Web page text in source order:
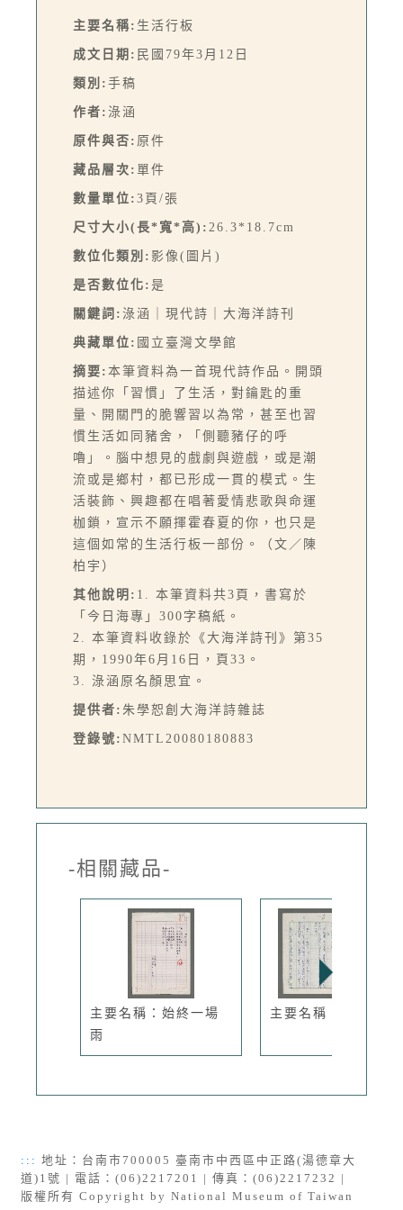
主要名稱: 生活行板
成文日期: 民國79年3月12日
類別: 手稿
作者: 淥涵
原件與否: 原件
藏品層次: 單件
數量單位: 3頁/張
尺寸大小(長*寬*高): 26.3*18.7cm
數位化類別: 影像(圖片)
是否數位化: 是
關鍵詞: 淥涵｜現代詩｜大海洋詩刊
典藏單位: 國立臺灣文學館
摘要: 本筆資料為一首現代詩作品。開頭
描述你「習慣」了生活，對鑰匙的重
量、開關門的脆響習以為常，甚至也習
慣生活如同豬舍，「側聽豬仔的呼
嚕」。腦中想見的戲劇與遊戲，或是潮
流或是鄉村，都已形成一貫的模式。生
活裝飾、興趣都在唱著愛情悲歌與命運
枷鎖，宣示不願揮霍春夏的你，也只是
這個如常的生活行板一部份。（文／陳
柏宇）
其他說明: 1. 本筆資料共3頁，書寫於
「今日海專」300字稿紙。
2. 本筆資料收錄於《大海洋詩刊》第35
期，1990年6月16日，頁33。
3. 淥涵原名顏思宜。
提供者: 朱學恕創大海洋詩雜誌
登錄號: NMTL20080180883
-相關藏品-
主要名稱：始終一場
雨
主要名稱：微塵集
::: 地址：台南市700005 臺南市中西區中正路(湯德章大
道)1號 | 電話：(06)2217201 | 傳真：(06)2217232 |
版權所有 Copyright by National Museum of Taiwan